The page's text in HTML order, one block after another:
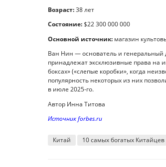
Возраст:38 лет
Состояние:$22 300 000 000
Основной источник: магазин
Ван Нин — основатель и генеральный
принадлежат эксклюзивные права на
боксах» («слепые коробки», когда
популярность некоторых из них
в июле 2025-го.
Автор Инна Титова
Источник forbes.ru
Китай 10 самых богатых Китайцев